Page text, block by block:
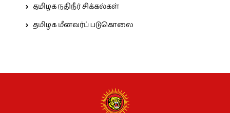
தமிழக நதிநீர் சிக்கல்கள்
தமிழக மீனவர்ப் படுகொலை